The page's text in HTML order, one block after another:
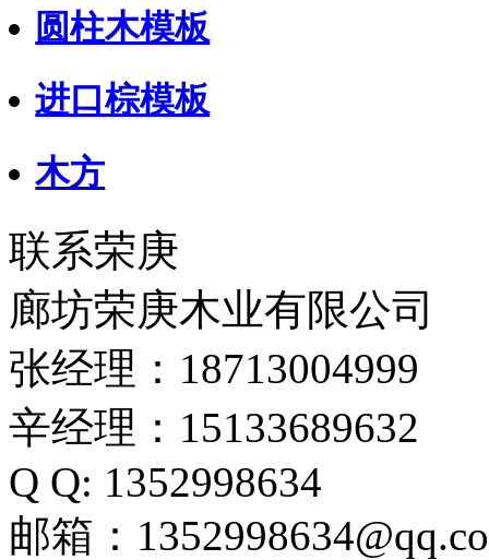
圆柱木模板
进口棕模板
木方
联系荣庚
廊坊荣庚木业有限公司
张经理：18713004999
辛经理：15133689632
Q Q: 1352998634
邮箱：